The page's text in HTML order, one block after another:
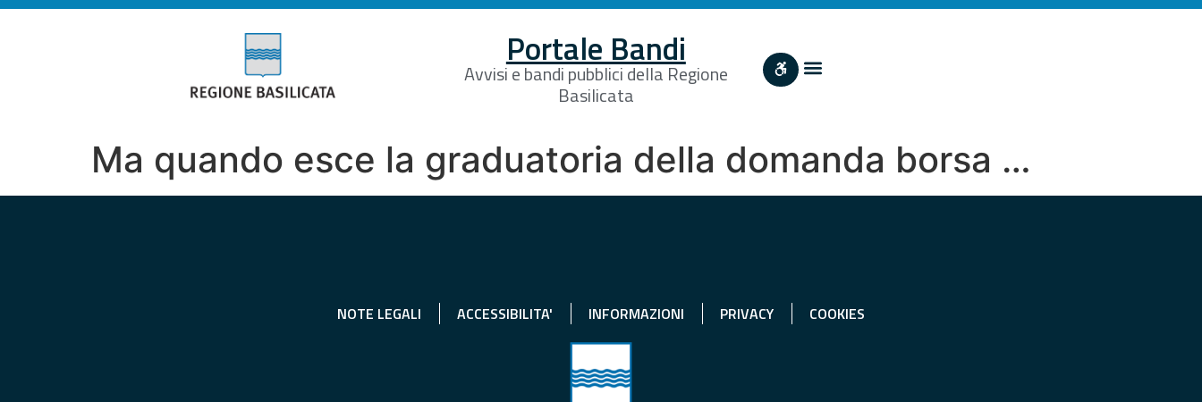
Portale Bandi
Avvisi e bandi pubblici della Regione
Basilicata
Ma quando esce la graduatoria della domanda borsa …
NOTE LEGALI ACCESSIBILITA' INFORMAZIONI PRIVACY COOKIES